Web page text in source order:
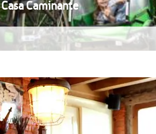
Casa Caminante